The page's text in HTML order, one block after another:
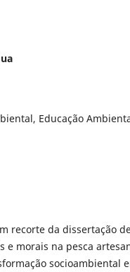
Educação
recorte da dissertação
e morais na pesca
socioambiental